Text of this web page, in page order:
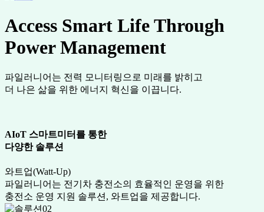
Access Smart LifeThrough
Power Management
파일러니어는 전력 모니터링으로 미래를 밝히고
더 나은 삶을 위한 에너지 혁신을 이끕니다.
AIoT 스마트미터를 통한
다양한 솔루션
와트업(Watt-Up)
파일러니어는 전기차 충전소의 효율적인 운영을 위한
충전소 운영 지원 솔루션, 와트업을 제공합니다.